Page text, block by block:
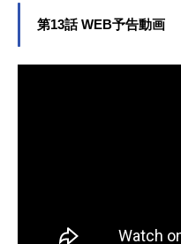
第13話 WEB予告動画